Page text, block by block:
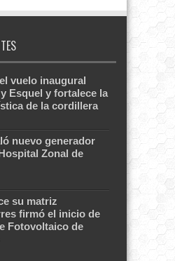
vuelo inaugural
Esquel y fortalece la
de la cordillera
nuevo generador
Zonal de
su matriz
firmó el inicio de
Fotovoltaico de